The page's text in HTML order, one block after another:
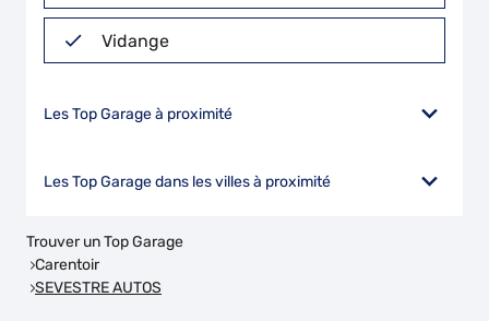
Vidange
Les Top Garage à proximité
Les Top Garage dans les villes à proximité
Trouver un Top Garage
Carentoir
SEVESTRE AUTOS